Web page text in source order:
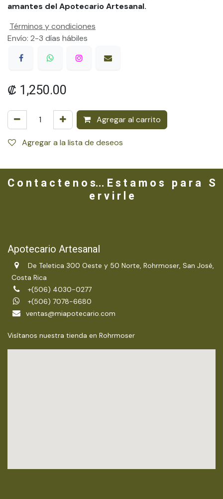
amantes del Apotecario Artesanal.
₡ 1,250.00
Agregar al carrito
Agregar a la lista de deseos
Términos y condiciones
Envío: 2-3 días hábiles
C o n t a c t e n o s... E s t a m o s p a r a S
e r v i r l e
Apotecario Artesanal
De Teletica 300 Oeste y 50 Norte, Rohrmoser, San José,
Costa Rica
+(506) 4030-0277
+(506) 7078-6680
ventas@miapotecario.com
Visítanos nuestra tienda en Rohrmoser